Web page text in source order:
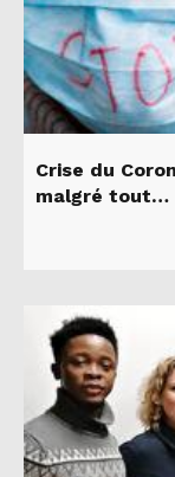
Crise du
malgré tout…